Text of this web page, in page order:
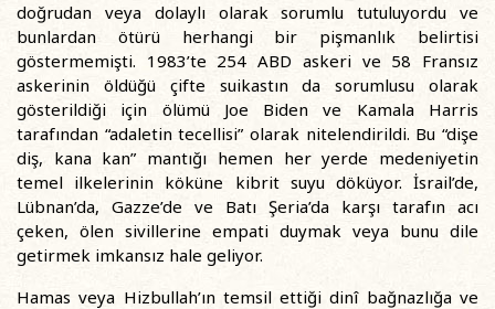
doğrudan veya dolaylı olarak sorumlu tutuluyordu ve
bunlardan ötürü herhangi bir pişmanlık belirtisi
göstermemişti. 1983’te 254 ABD askeri ve 58 Fransız
askerinin öldüğü çifte suikastın da sorumlusu olarak
gösterildiği için ölümü Joe Biden ve Kamala Harris
tarafından “adaletin tecellisi” olarak nitelendirildi. Bu “dişe
diş, kana kan” mantığı hemen her yerde medeniyetin
temel ilkelerinin köküne kibrit suyu döküyor. İsrail’de,
Lübnan’da, Gazze’de ve Batı Şeria’da karşı tarafın acı
çeken, ölen sivillerine empati duymak veya bunu dile
getirmek imkansız hale geliyor.
Hamas veya Hizbullah’ın temsil ettiği dinî bağnazlığa ve